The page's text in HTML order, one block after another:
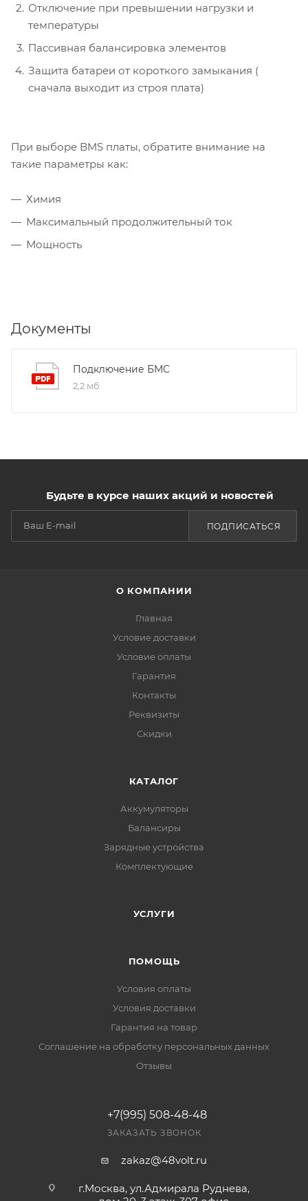
Отключение при превышении нагрузки и
температуры
Пассивная балансировка элементов
Защита батареи от короткого замыкания (
сначала выходит из строя плата)
При выборе BMS платы, обратите внимание на
такие параметры как:
Химия
Максимальный продолжительный ток
Мощность
Документы
Подключение БМС
2,2 мб
Будьте в курсе наших акций и новостей
ПОДПИСАТЬСЯ
О КОМПАНИИ
Главная
Условие доставки
Условие оплаты
Гарантия
Контакты
Реквизиты
Скидки
КАТАЛОГ
Аккумуляторы
Балансиры
Зарядные устройства
Комплектующие
УСЛУГИ
ПОМОЩЬ
Условия оплаты
Условия доставки
Гарантия на товар
Соглашение на обработку персональных данных
Отзывы
+7(995) 508-48-48
ЗАКАЗАТЬ ЗВОНОК
zakaz@48volt.ru
г.Москва, ул.Адмирала Руднева,